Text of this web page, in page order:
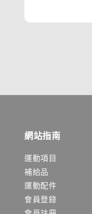
網站指南
運動項目
補給品
運動配件
會員登錄